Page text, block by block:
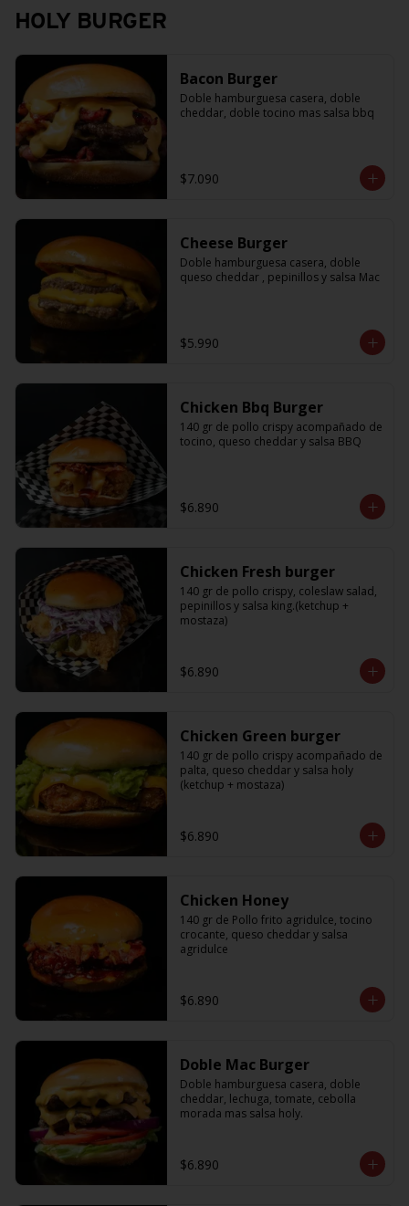
HOLY BURGER
Bacon Burger
Doble hamburguesa casera, doble
cheddar, doble tocino mas salsa bbq
$7.090
Cheese Burger
Doble hamburguesa casera, doble
queso cheddar , pepinillos y salsa Mac
$5.990
Chicken Bbq Burger
140 gr de pollo crispy acompañado de
tocino, queso cheddar y salsa BBQ
$6.890
Chicken Fresh burger
140 gr de pollo crispy, coleslaw salad,
pepinillos y salsa king.(ketchup +
mostaza)
$6.890
Chicken Green burger
140 gr de pollo crispy acompañado de
palta, queso cheddar y salsa holy
(ketchup + mostaza)
$6.890
Chicken Honey
140 gr de Pollo frito agridulce, tocino
crocante, queso cheddar y salsa
agridulce
$6.890
Doble Mac Burger
Doble hamburguesa casera, doble
cheddar, lechuga, tomate, cebolla
morada mas salsa holy.
$6.890